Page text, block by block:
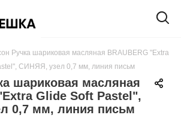
Ручка шариковая масляная BRAUBERG "Extra
СИНЯЯ, узел 0,7 мм, линия письм
шариковая масляная
Glide Soft Pastel",
0,7 мм, линия письм